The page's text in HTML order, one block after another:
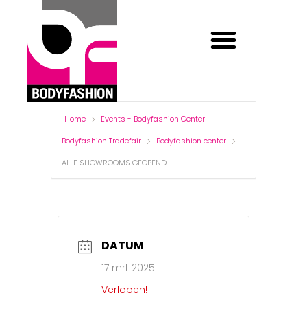
Home
Events - Bodyfashion Center |
Bodyfashion Tradefair
Bodyfashion center
ALLE SHOWROOMS GEOPEND
DATUM
17 mrt 2025
Verlopen!